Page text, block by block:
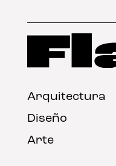
Arquitectura
Diseño
Arte